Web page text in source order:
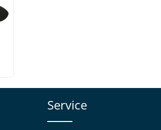
Service